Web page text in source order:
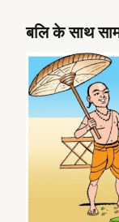
बलि के साथ